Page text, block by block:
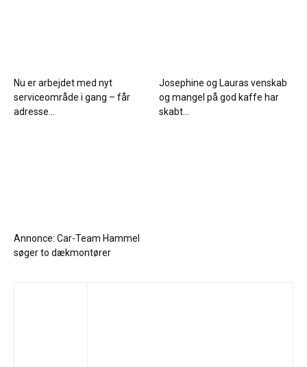
Nu er arbejdet med nyt
serviceområde i gang – får
adresse...
Josephine og Lauras venskab
og mangel på god kaffe har
skabt...
Annonce: Car-Team Hammel
søger to dækmontører